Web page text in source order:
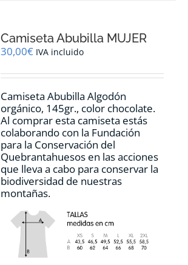
se
pueden
en
página
de
producto
Camiseta Abubilla MUJER
30,00€ IVA incluido
Camiseta Abubilla Algodón
orgánico, 145gr., color chocolate.
Al comprar esta camiseta estás
colaborando con la Fundación
para la Conservación del
Quebrantahuesos en las acciones
que lleva a cabo para conservar la
biodiversidad de nuestras
montañas.